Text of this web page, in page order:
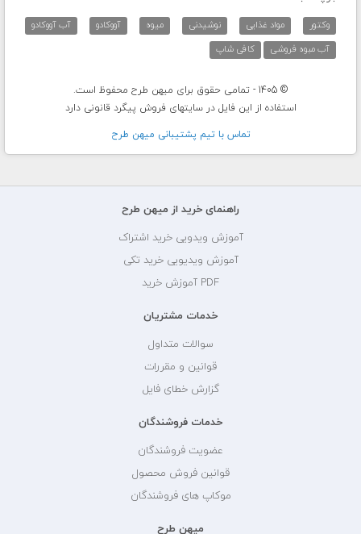
وکتور مواد غذایی نوشیدنی میوه آووکادو
آب آووکادو
آب مبوه فروشی
کافی شاپ
© 1405 - تمامی حقوق برای میهن طرح محفوظ است.
استفاده از این فایل در سایتهای فروش پیگرد قانونی دارد
تماس با تيم پشتيبانی ميهن طرح
راهنمای خرید از میهن طرح
آموزش ویدویی خرید اشتراک
آموزش ویدیویی خرید تکی
PDF آموزش خرید
خدمات مشتریان
سوالات متداول
قوانین و مقررات
گزارش خطای فایل
خدمات فروشندگان
عضویت فروشندگان
قوانین فروش محصول
موکاپ های فروشندگان
میهن طرح